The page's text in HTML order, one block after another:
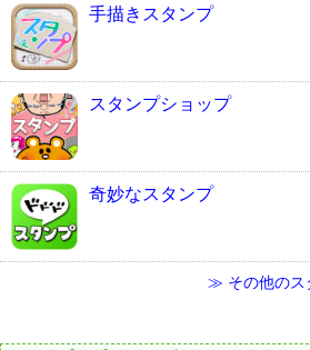
手描きスタンプ
スタンプショップ
奇妙なスタンプ
≫ その他のス